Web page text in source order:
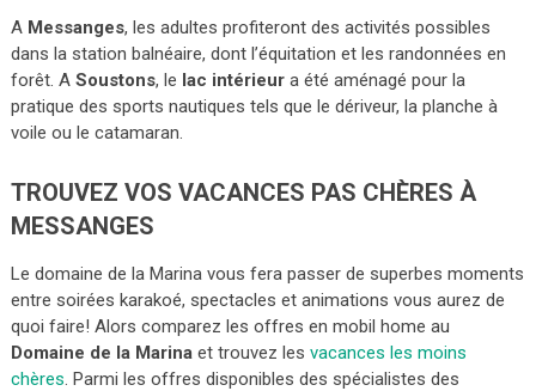
A Messanges, les adultes profiteront des activités possibles
dans la station balnéaire, dont l’équitation et les randonnées en
forêt. A Soustons, le lac intérieura été aménagé pour la
pratique des sports nautiques tels que le dériveur, la planche à
voile ou le catamaran.
TROUVEZ VOS VACANCES PAS CHÈRES À
MESSANGES
Le domaine de la Marina vous fera passer de superbes moments
entre soirées karakoé, spectacles et animations vous aurez de
quoi faire! Alors comparez les offres en mobil home au
Domaine de la Marinaet trouvez les vacances les moins
chères. Parmi les offres disponibles des spécialistes des